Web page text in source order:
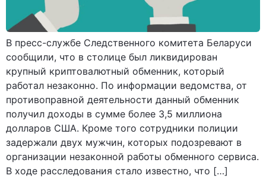
В пресс-службе Следственного комитета Беларуси
сообщили, что в столице был ликвидирован
крупный криптовалютный обменник, который
работал незаконно. По информации ведомства, от
противоправной деятельности данный обменник
получил доходы в сумме более 3,5 миллиона
долларов США. Кроме того сотрудники полиции
задержали двух мужчин, которых подозревают в
организации незаконной работы обменного сервиса.
В ходе расследования стало известно, что […]